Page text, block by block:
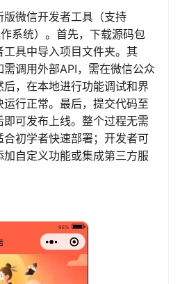
微信开发者工具（支持
系统）。首先，下载源码包
具中导入项目文件夹。其
调用外部API，需在微信公众
，在本地进行功能调试和界
行正常。最后，提交代码至
可发布上线。整个过程无需
合初学者快速部署；开发者可
自定义功能或集成第三方服